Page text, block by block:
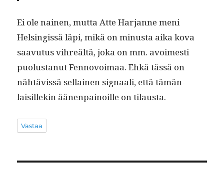
Ei ole nainen, mut­ta Atte Har­janne meni
Helsingis­sä läpi, mikä on minus­ta aika kova
saavu­tus vihreältä, joka on mm. avoimesti
puo­lus­tanut Fen­novoimaa. Ehkä tässä on
nähtävis­sä sel­l­ainen sig­naali, että tämän­
laisillekin äänen­pain­oille on tilausta.
Vastaa